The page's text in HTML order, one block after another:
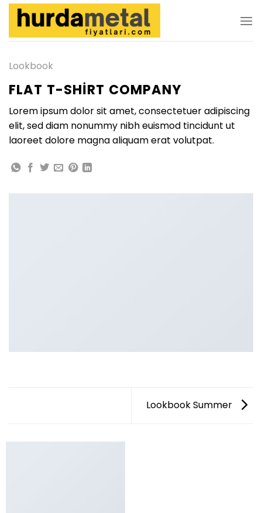
İçeriğe
Lookbook
FLAT T-SHIRT COMPANY
Lorem ipsum dolor sit amet, consectetuer adipiscing
elit, sed diam nonummy nibh euismod tincidunt ut
laoreet dolore magna aliquam erat volutpat.
Lookbook Summer